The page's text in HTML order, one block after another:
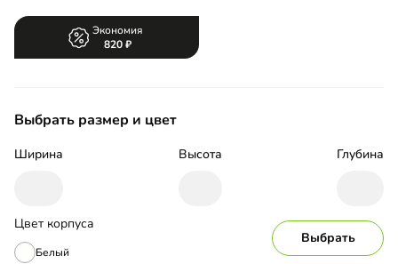
Экономия
820
Выбрать размер и цвет
Ширина Высота Глубина
Цвет корпуса
Белый
Выбрать